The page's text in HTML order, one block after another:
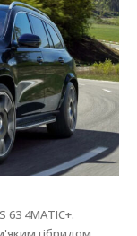
63 4MATIC+.